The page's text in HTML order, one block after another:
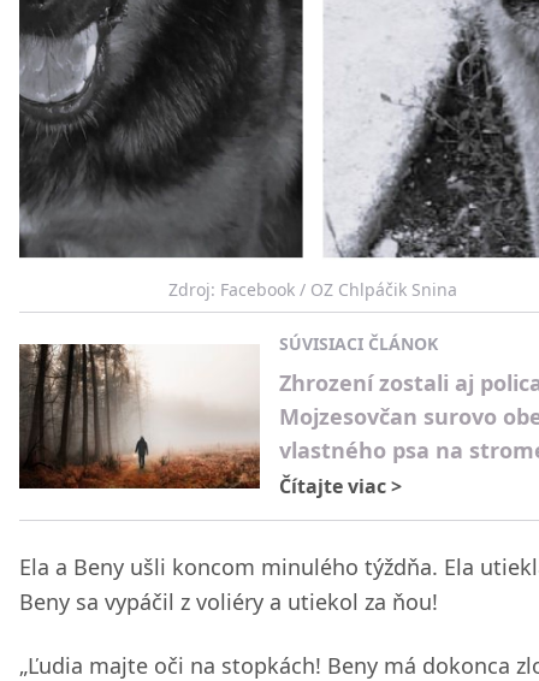
Zdroj: Facebook / OZ Chlpáčik Snina
SÚVISIACI ČLÁNOK
Zhrození zostali aj
Mojzesovčan surovo
vlastného psa na
Čítajte viac>
Ela a Beny ušli koncom minulého týždňa. Ela
Beny sa vypáčil z voliéry a utiekol za ňou!
„Ľudia majte oči na stopkách! Beny má dokonca